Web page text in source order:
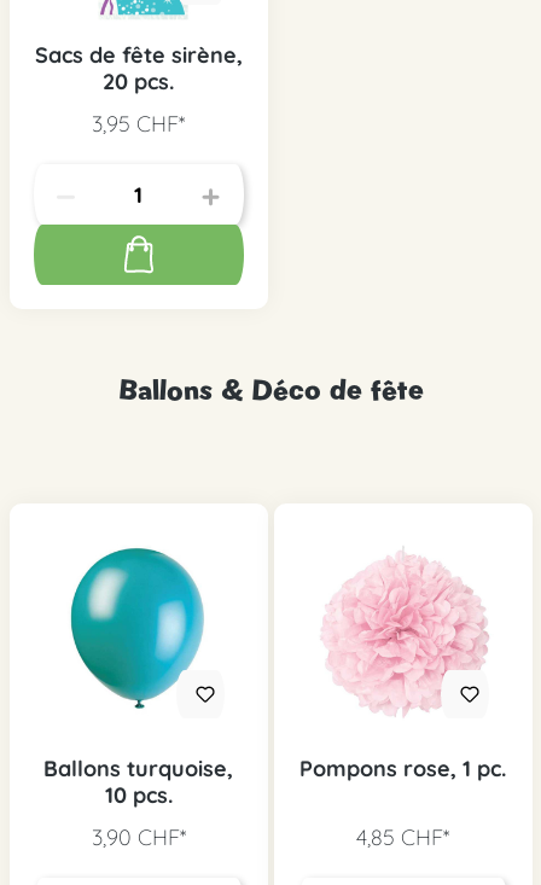
Sacs de fête sirène,
20 pcs.
3,95 CHF*
Ballons & Déco de fête
Ballons turquoise,
10 pcs.
3,90 CHF*
Pompons rose, 1 pc.
4,85 CHF*